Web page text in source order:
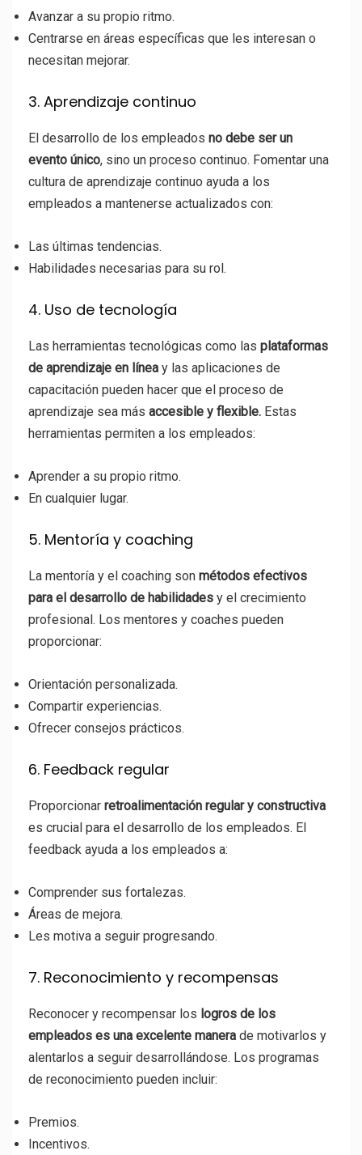
Avanzar a su propio ritmo.
Centrarse en áreas específicas que les interesan o
necesitan mejorar.
3. Aprendizaje continuo
El desarrollo de los empleados no debe ser un
evento único, sino un proceso continuo. Fomentar una
cultura de aprendizaje continuo ayuda a los
empleados a mantenerse actualizados con:
Las últimas tendencias.
Habilidades necesarias para su rol.
4. Uso de tecnología
Las herramientas tecnológicas como las plataformas
de aprendizaje en línea y las aplicaciones de
capacitación pueden hacer que el proceso de
aprendizaje sea más accesible y flexible. Estas
herramientas permiten a los empleados:
Aprender a su propio ritmo.
En cualquier lugar.
5. Mentoría y coaching
La mentoría y el coaching son métodos efectivos
para el desarrollo de habilidades y el crecimiento
profesional. Los mentores y coaches pueden
proporcionar:
Orientación personalizada.
Compartir experiencias.
Ofrecer consejos prácticos.
6. Feedback regular
Proporcionar retroalimentación regular y constructiva
es crucial para el desarrollo de los empleados. El
feedback ayuda a los empleados a:
Comprender sus fortalezas.
Áreas de mejora.
Les motiva a seguir progresando.
7. Reconocimiento y recompensas
Reconocer y recompensar los logros de los
empleados es una excelente manera de motivarlos y
alentarlos a seguir desarrollándose. Los programas
de reconocimiento pueden incluir:
Premios.
Incentivos.